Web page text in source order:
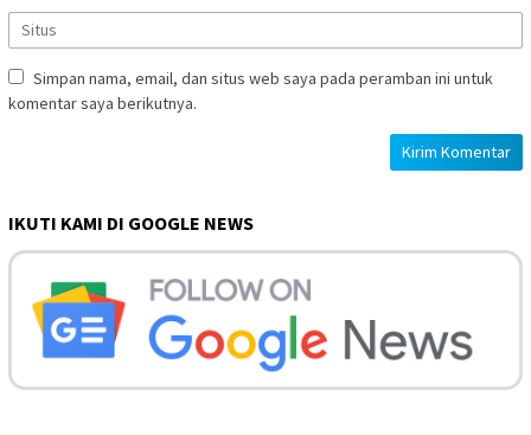
Simpan nama, email, dan situs web saya pada peramban ini untuk
komentar saya berikutnya.
IKUTI KAMI DI GOOGLE NEWS